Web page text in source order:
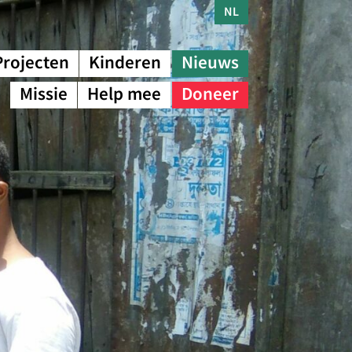
Kinderen
Nieuws
Missie
Help mee Doneer
NL